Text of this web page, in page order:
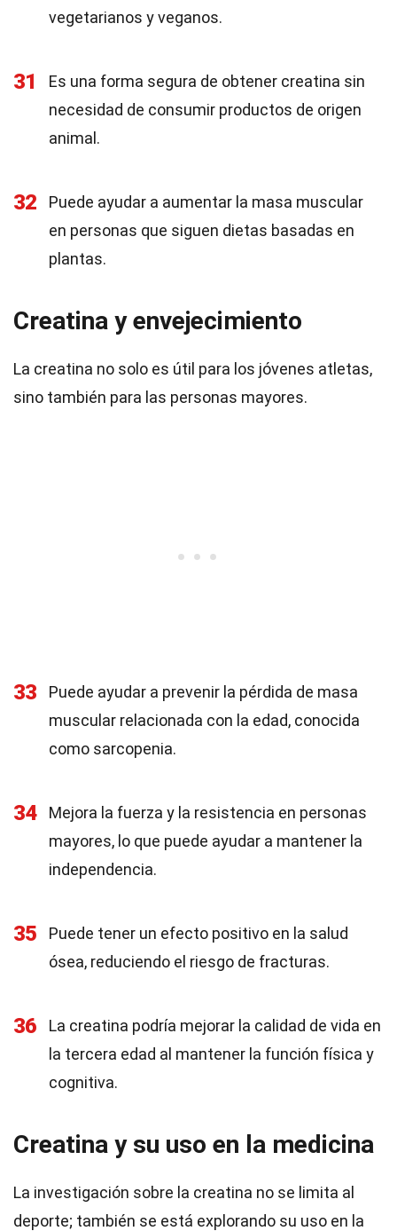
vegetarianos y veganos.
31
Es una forma segura de obtener creatina sin
necesidad de consumir productos de origen
animal.
32
Puede ayudar a aumentar la masa muscular
en personas que siguen dietas basadas en
plantas.
Creatina y envejecimiento
La creatina no solo es útil para los jóvenes atletas,
sino también para las personas mayores.
33
Puede ayudar a prevenir la pérdida de masa
muscular relacionada con la edad, conocida
como sarcopenia.
34
Mejora la fuerza y la resistencia en personas
mayores, lo que puede ayudar a mantener la
independencia.
35
Puede tener un efecto positivo en la salud
ósea, reduciendo el riesgo de fracturas.
36
La creatina podría mejorar la calidad de vida en
la tercera edad al mantener la función física y
cognitiva.
Creatina y su uso en la medicina
La investigación sobre la creatina no se limita al
deporte; también se está explorando su uso en la